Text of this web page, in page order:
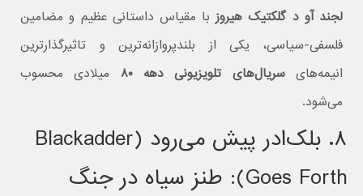
لجند آو د گلکتیک هیروزبا مقیاس داستانی عظیم و مضامین
فلسفی-سیاسی، یکی از بلندپروازانه‌ترین و تاثیرگذارترین
انیمه‌هایسریال‌های تلویزیونی دهه ۸۰
میلادی محسوب
می‌شود.
۸. بلک‌ادر پیش می‌رود (Blackadder
Goes Forth): طنز سیاه در جنگ